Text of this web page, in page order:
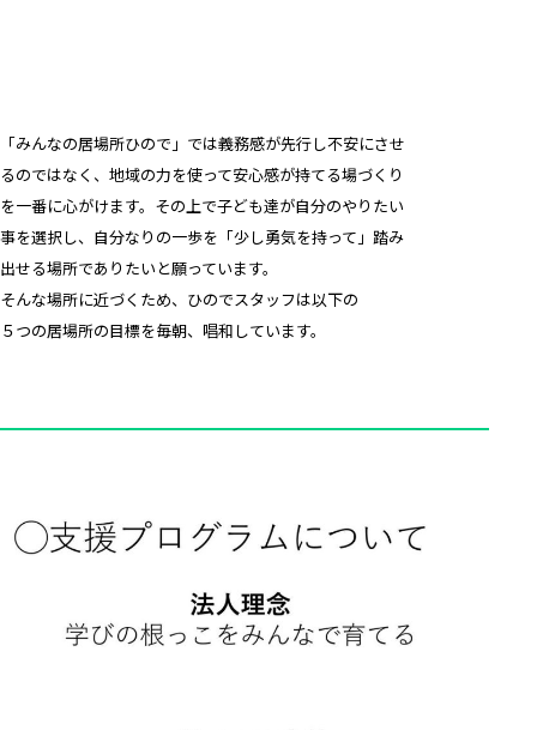
「みんなの居場所ひので」では義務感が先行し不安にさせ
るのではなく、地域の力を使って安心感が持てる場づくり
を一番に心がけます。その上で子ども達が自分のやりたい
事を選択し、自分なりの一歩を「少し勇気を持って」踏み
出せる場所でありたいと願っています。
そんな場所に近づくため、ひのでスタッフは以下の
５つの居場所の目標を毎朝、唱和しています。